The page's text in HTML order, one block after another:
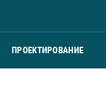
ПРОЕКТИРОВАНИЕ